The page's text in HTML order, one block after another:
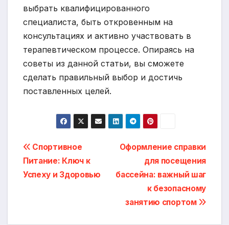
выбрать квалифицированного
специалиста, быть откровенным на
консультациях и активно участвовать в
терапевтическом процессе. Опираясь на
советы из данной статьи, вы сможете
сделать правильный выбор и достичь
поставленных целей.
Навигация
по
Оформление справки
для посещения
бассейна: важный шаг
к безопасному
занятию спортом
Спортивное
Питание: Ключ к
Успеху и Здоровью